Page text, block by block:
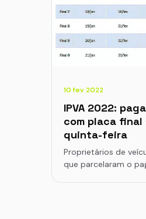
10 fev 2022
IPVA 2022:
com placa final
quinta-feira
Proprietários de
que parcelaram o